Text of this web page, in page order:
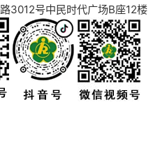
3012号中民时代广场B座12楼